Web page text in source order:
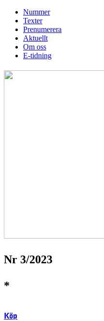
Skip
content
Nummer
Texter
Prenumerera
Aktuellt
Om oss
E-tidning
Nr 3/2023
*
Köp